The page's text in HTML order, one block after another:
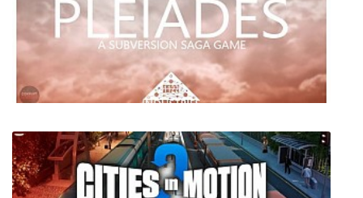
Super Cane Magic ZERO